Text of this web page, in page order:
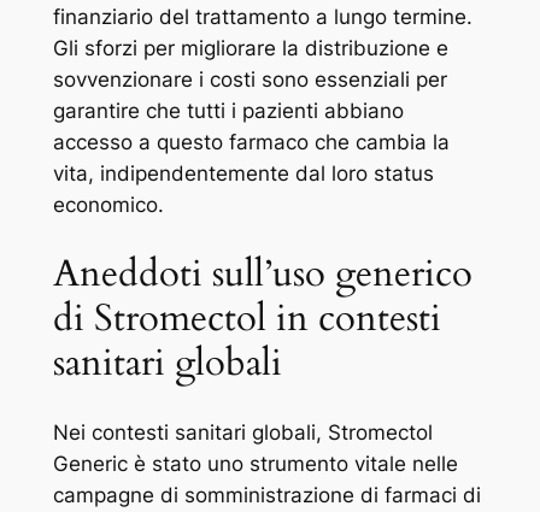
finanziario del trattamento a lungo termine.
Gli sforzi per migliorare la distribuzione e
sovvenzionare i costi sono essenziali per
garantire che tutti i pazienti abbiano
accesso a questo farmaco che cambia la
vita, indipendentemente dal loro status
economico.
Aneddoti sull’uso generico
di Stromectol in contesti
sanitari globali
Nei contesti sanitari globali, Stromectol
Generic è stato uno strumento vitale nelle
campagne di somministrazione di farmaci di